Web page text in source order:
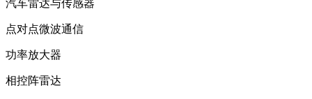
汽车雷达与传感器
点对点微波通信
功率放大器
相控阵雷达